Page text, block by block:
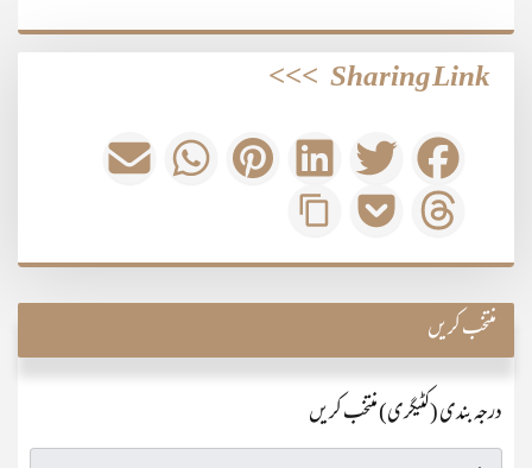
Sharing Link
>>>
منتخب کریں
درجہ بندی (کٹیگری) منتخب کریں